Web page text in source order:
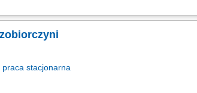
gospodarczej w oparciu o sprawdzony model
praca stacjonarna